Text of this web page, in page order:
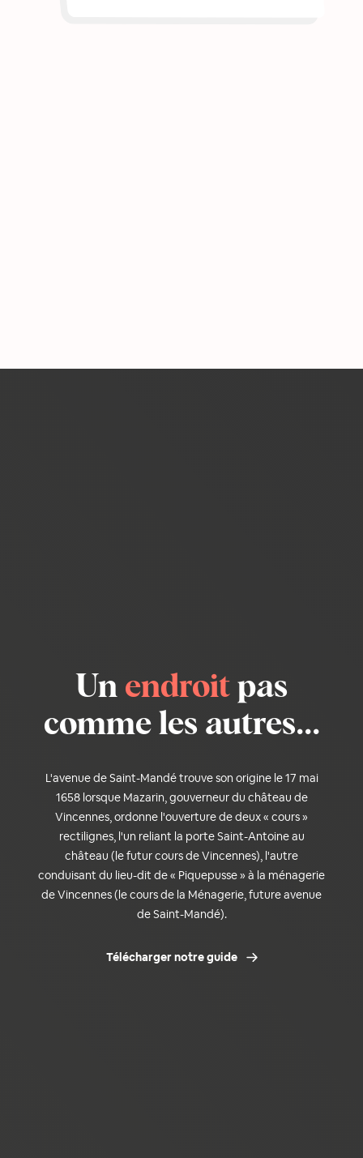
Un endroit pas
comme les autres...
L'avenue de Saint-Mandé trouve son origine le 17 mai
1658 lorsque Mazarin, gouverneur du château de
Vincennes, ordonne l'ouverture de deux « cours »
rectilignes, l'un reliant la porte Saint-Antoine au
château (le futur cours de Vincennes), l'autre
conduisant du lieu-dit de « Piquepusse » à la ménagerie
de Vincennes (le cours de la Ménagerie, future avenue
de Saint-Mandé).
Télécharger notre guide